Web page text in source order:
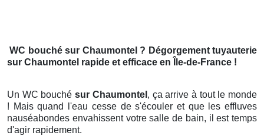
WC bouchésur Chaumontel ? Dégorgement tuyauterie
sur Chaumontel rapide et efficace en Île-de-France !
Un WC bouchésur Chaumontel , ça arrive à tout le monde
! Mais quand l'eau cesse de s'écouler et que les effluves
nauséabondes envahissent votre salle de bain, il est temps
d'agir rapidement.